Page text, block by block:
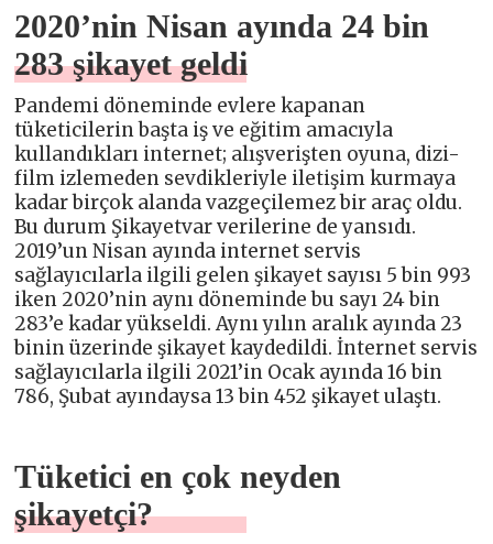
2020’nin Nisan ayında 24 bin
283 şikayet geldi
Pandemi döneminde evlere kapanan
tüketicilerin başta iş ve eğitim amacıyla
kullandıkları internet; alışverişten oyuna, dizi-
film izlemeden sevdikleriyle iletişim kurmaya
kadar birçok alanda vazgeçilemez bir araç oldu.
Bu durum Şikayetvar verilerine de yansıdı.
2019’un Nisan ayında internet servis
sağlayıcılarla ilgili gelen şikayet sayısı 5 bin 993
iken 2020’nin aynı döneminde bu sayı 24 bin
283’e kadar yükseldi. Aynı yılın aralık ayında 23
binin üzerinde şikayet kaydedildi. İnternet servis
sağlayıcılarla ilgili 2021’in Ocak ayında 16 bin
786, Şubat ayındaysa 13 bin 452 şikayet ulaştı.
Tüketici en çok neyden
şikayetçi?